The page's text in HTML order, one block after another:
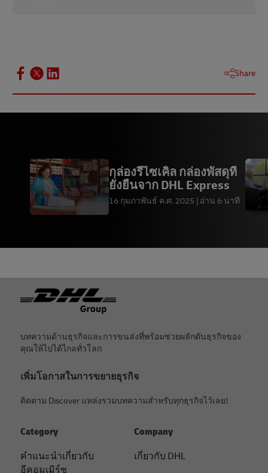
4.ข่าวกรองมอร์ดอร์
Share
กล่องรีไซเคิล กล่องพัสดุที่
ยั่งยืนจาก DHL Express
16 กุมภาพันธ์ ค.ศ. 2025 อ่าน 6 นาที
ท้ายกระดาษ
บทความด้านธุรกิจและการขนส่งที่พร้อมช่วยผลักดันธุรกิจของ
คุณให้ไปได้ไกลทั่วโลก
เพิ่มโอกาสในการขยายธุรกิจ
ติดตาม Discover แหล่งรวมบทความสำหรับทุกธุรกิจไว้เลย!
Category
คําแนะนําเกี่ยวกับ
อีคอมเมิร์ซ
Company
เกี่ยวกับ DHL